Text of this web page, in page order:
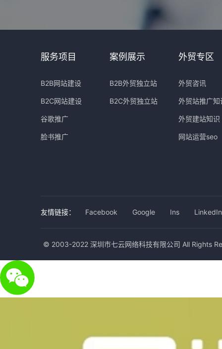
服务项目
B2B网站建设
B2C网站建设
谷歌推广
脸书推广
案例展示
B2B外贸独立站
B2C外贸独立站
外贸专区
外贸咨讯
外贸站推广知
外贸建站知识
网站运营seo
友情链接： Facebook Google Ins LinkedIn
© 2003-2022 深圳市七云网络科技有限公司 All Rights